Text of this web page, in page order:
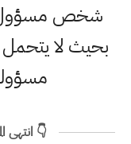
شخص مسؤول
بحيث لا
👇 انتهى